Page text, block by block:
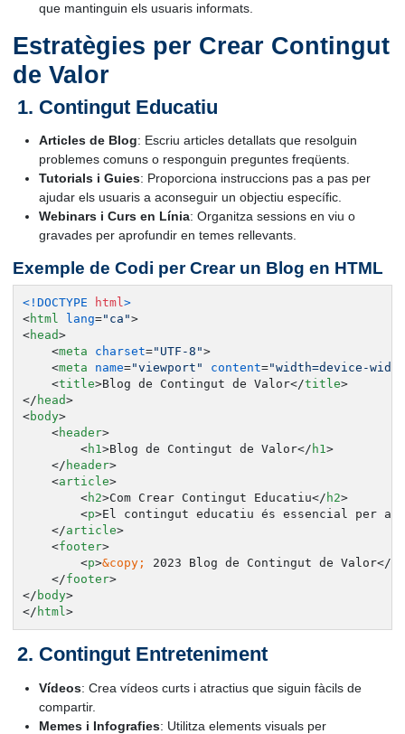
que mantinguin els usuaris informats.
Estratègies per Crear Contingut
de Valor
Contingut Educatiu
Articles de Blog: Escriu articles detallats que resolguin
problemes comuns o responguin preguntes freqüents.
Tutorials i Guies: Proporciona instruccions pas a pas per
ajudar els usuaris a aconseguir un objectiu específic.
Webinars i Curs en Línia: Organitza sessions en viu o
gravades per aprofundir en temes rellevants.
Exemple de Codi per Crear un Blog en HTML
<!DOCTYPE html>
<html lang="ca">
<head>
<meta charset="UTF-8">
<meta name="viewport" content="width=device-
<title>Blog de Contingut de Valor</title>
</ head>
<body>
<header>
<h1>Blog de Contingut de Valor</ h1>
</ header>
<article>
<h2>Com Crear Contingut Educatiu</ h2>
<p>El contingut educatiu és essencial per
</article>
<footer>
<p>&copy; 2023 Blog de Contingut de Valor</
</footer>
</ body>
</ html>
Contingut Entreteniment
Vídeos: Crea vídeos curts i atractius que siguin fàcils de
compartir.
Memes i Infografies: Utilitza elements visuals per